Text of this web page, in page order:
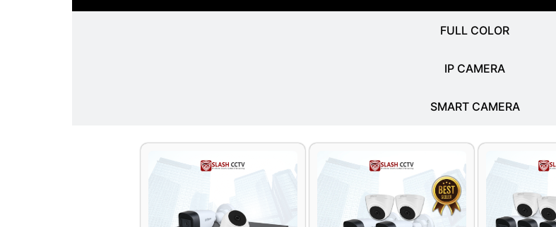
FULL COLOR
IP CAMERA
SMART CAMERA